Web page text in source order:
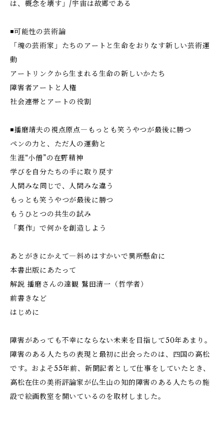
は、概念を壊す」/宇宙は故郷である
◾️可能性の芸術論
「魂の芸術家」たちのアートと生命をおりなす新しい芸術運
動
アートリンクから生まれる生命の新しいかたち
障害者アートと人権
社会連帯とアートの役割
◾️播磨靖夫の視点原点―もっとも笑うやつが最後に勝つ
ペンの力と、ただ人の運動と
生涯“小僧”の在野精神
学びを自分たちの手に取り戻す
人間みな同じで、人間みな違う
もっとも笑うやつが最後に勝つ
もうひとつの共生の試み
「裏作」で何かを創造しよう
あとがきにかえて―斜めはすかいで異所懸命に
本書出版にあたって
解説 播磨さんの達観 鷲田清一（哲学者）
前書きなど
はじめに
障害があっても不幸にならない未来を目指して50年あまり。
障害のある人たちの表現と最初に出会ったのは、四国の高松
です。およそ55年前、新聞記者として仕事をしていたとき、
高松在住の美術評論家が仏生山の知的障害のある人たちの施
設で絵画教室を開いているのを取材しました。